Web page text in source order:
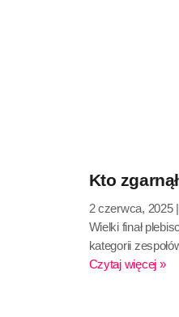
Kto
2 czerwca, 2025
Wielki finał
kategorii
Czytaj więcej »